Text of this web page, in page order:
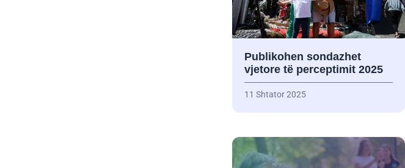
Publikohen sondazhet
vjetore të perceptimit 2025
11 Shtator 2025